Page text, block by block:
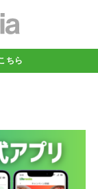
ちら